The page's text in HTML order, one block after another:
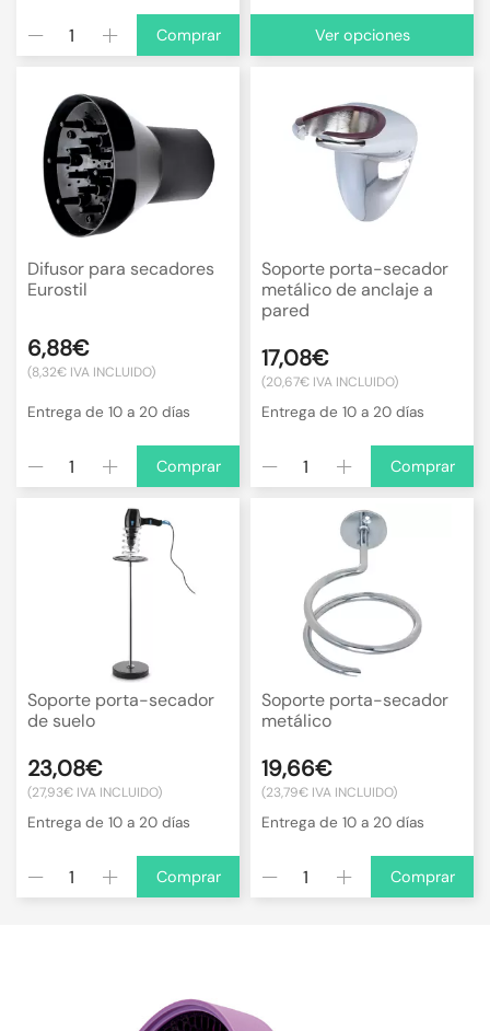
Comprar Ver opciones
Difusor para secadores
Eurostil
6,88€
(8,32€ IVA INCLUIDO)
Entrega de 10 a 20 días
Comprar
Soporte porta-secador
metálico de anclaje a
pared
17,08€
(20,67€ IVA INCLUIDO)
Entrega de 10 a 20 días
Comprar
Soporte porta-secador
de suelo
23,08€
(27,93€ IVA INCLUIDO)
Entrega de 10 a 20 días
Comprar
Soporte porta-secador
metálico
19,66€
(23,79€ IVA INCLUIDO)
Entrega de 10 a 20 días
Comprar